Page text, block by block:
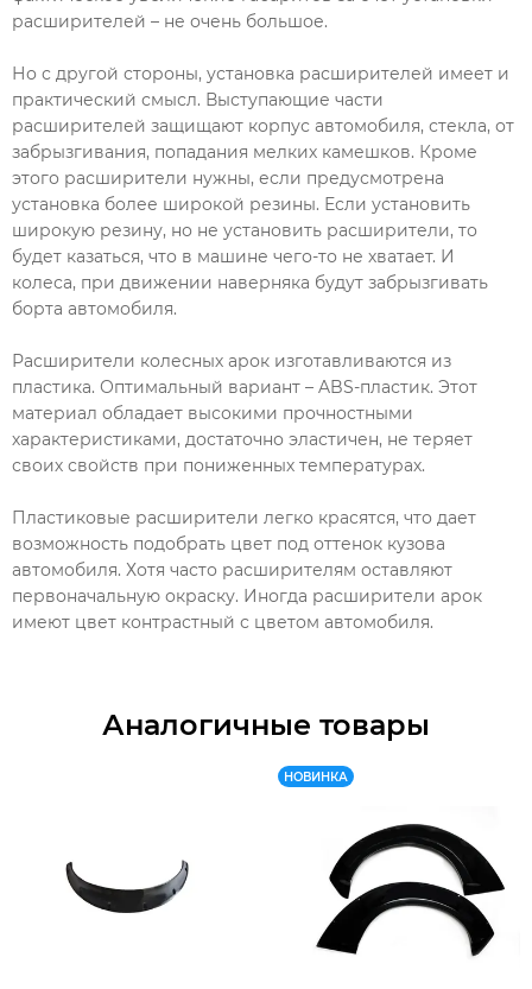
расширителей – не очень большое.
Но с другой стороны, установка расширителей имеет и
практический смысл. Выступающие части
расширителей защищают корпус автомобиля, стекла, от
забрызгивания, попадания мелких камешков. Кроме
этого расширители нужны, если предусмотрена
установка более широкой резины. Если установить
широкую резину, но не установить расширители, то
будет казаться, что в машине чего-то не хватает. И
колеса, при движении наверняка будут забрызгивать
борта автомобиля.
Расширители колесных арок изготавливаются из
пластика. Оптимальный вариант – ABS-пластик. Этот
материал обладает высокими прочностными
характеристиками, достаточно эластичен, не теряет
своих свойств при пониженных температурах.
Пластиковые расширители легко красятся, что дает
возможность подобрать цвет под оттенок кузова
автомобиля. Хотя часто расширителям оставляют
первоначальную окраску. Иногда расширители арок
имеют цвет контрастный с цветом автомобиля.
Аналогичные товары
НОВИНКА